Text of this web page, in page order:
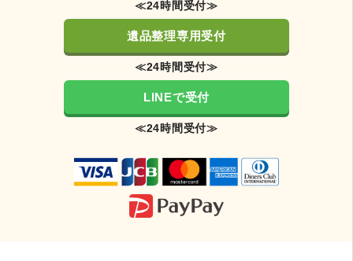
≪24時間受付≫
遺品整理専用受付
≪24時間受付≫
LINEで受付
≪24時間受付≫